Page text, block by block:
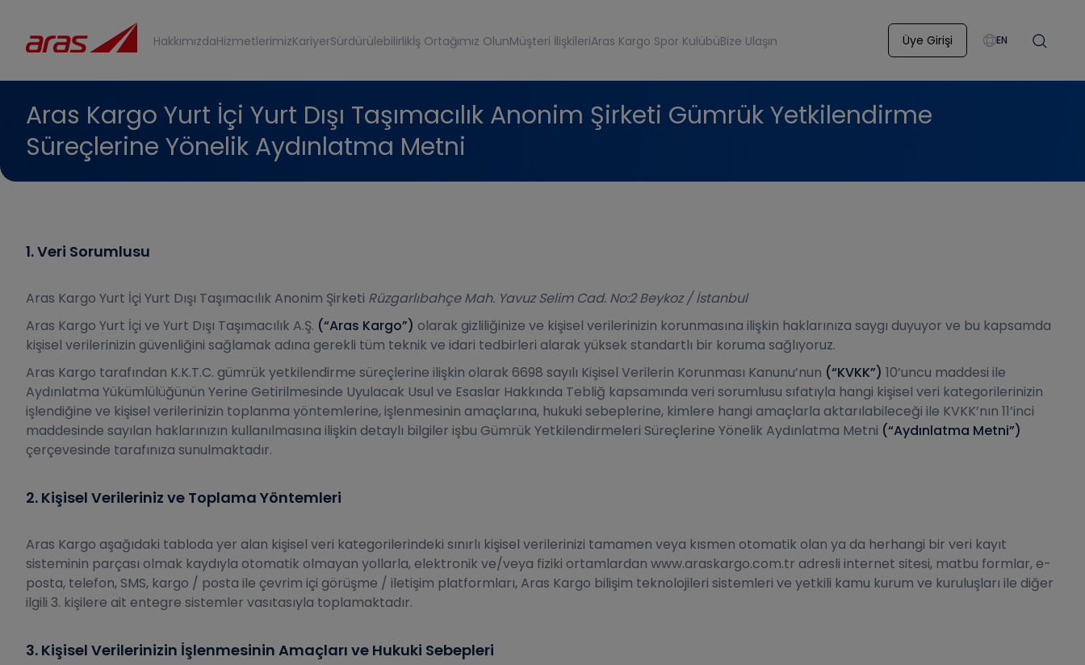
HakkımızdaHizmetlerimizKariyerSürdürülebilirlikİş Ortağımız OlunMüşteri İlişkileriAras Kargo Spor KulübüBize Ulaşın Üye Girişi EN
Aras Kargo Yurt İçi Yurt Dışı Taşımacılık Anonim Şirketi Gümrük Yetkilendirme
Süreçlerine Yönelik Aydınlatma Metni
1. Veri Sorumlusu
Aras Kargo Yurt İçi Yurt Dışı Taşımacılık Anonim Şirketi Rüzgarlıbahçe Mah. Yavuz Selim Cad. No:2 Beykoz / İstanbul
Aras Kargo Yurt İçi ve Yurt Dışı Taşımacılık A.Ş. (“Aras Kargo”) olarak gizliliğinize ve kişisel verilerinizin korunmasına ilişkin haklarınıza saygı duyuyor ve bu kapsamda
kişisel verilerinizin güvenliğini sağlamak adına gerekli tüm teknik ve idari tedbirleri alarak yüksek standartlı bir koruma sağlıyoruz.
Aras Kargo tarafından K.K.T.C. gümrük yetkilendirme süreçlerine ilişkin olarak 6698 sayılı Kişisel Verilerin Korunması Kanunu’nun (“KVKK”) 10’uncu maddesi ile
Aydınlatma Yükümlülüğünün Yerine Getirilmesinde Uyulacak Usul ve Esaslar Hakkında Tebliğ kapsamında veri sorumlusu sıfatıyla hangi kişisel veri kategorilerinizin
işlendiğine ve kişisel verilerinizin toplanma yöntemlerine, işlenmesinin amaçlarına, hukuki sebeplerine, kimlere hangi amaçlarla aktarılabileceği ile KVKK’nın 11’inci
maddesinde sayılan haklarınızın kullanılmasına ilişkin detaylı bilgiler işbu Gümrük Yetkilendirmeleri Süreçlerine Yönelik Aydınlatma Metni (“Aydınlatma Metni”)
çerçevesinde tarafınıza sunulmaktadır.
2. Kişisel Verileriniz ve Toplama Yöntemleri
Aras Kargo aşağıdaki tabloda yer alan kişisel veri kategorilerindeki sınırlı kişisel verilerinizi tamamen veya kısmen otomatik olan ya da herhangi bir veri kayıt
sisteminin parçası olmak kaydıyla otomatik olmayan yollarla, elektronik ve/veya fiziki ortamlardan www.araskargo.com.tr adresli internet sitesi, matbu formlar, e-
posta, telefon, SMS, kargo / posta ile çevrim içi görüşme / iletişim platformları, Aras Kargo bilişim teknolojileri sistemleri ve yetkili kamu kurum ve kuruluşları ile diğer
ilgili 3. kişilere ait entegre sistemler vasıtasıyla toplamaktadır.
3. Kişisel Verilerinizin İşlenmesinin Amaçları ve Hukuki Sebepleri